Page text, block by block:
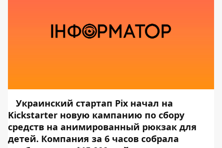
Украинский стартап Pix начал на
Kickstarter новую кампанию по сбору
средств на анимированный рюкзак для
детей. Компания за 6 часов собрала